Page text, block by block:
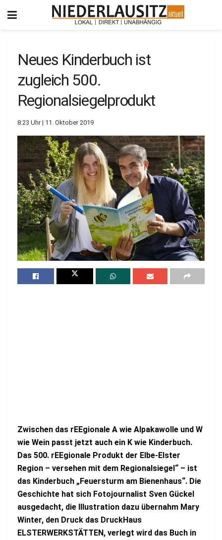
Neues Kinderbuch ist
zugleich 500.
Regionalsiegelprodukt
8:23 Uhr | 11. Oktober 2019
Zwischen das rEEgionale A wie Alpakawolle und W
wie Wein passt jetzt auch ein K wie Kinderbuch.
Das 500. rEEgionale Produkt der Elbe-Elster
Region – versehen mit dem Regionalsiegel“ – ist
das Kinderbuch „Feuersturm am Bienenhaus“. Die
Geschichte hat sich Fotojournalist Sven Gückel
ausgedacht, die Illustration dazu übernahm Mary
Winter, den Druck das DruckHaus
ELSTERWERKSTÄTTEN, verlegt wird das Buch in